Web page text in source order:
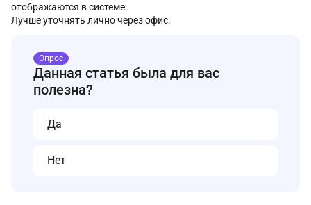
отображаются в системе.
Лучше уточнять лично через офис.
Данная статья была для вас
полезна?
Опрос
Да
Нет